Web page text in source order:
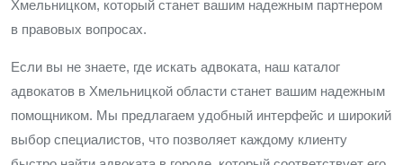
Хмельницком, который станет вашим надежным партнером
в правовых вопросах.
Если вы не знаете, где искать адвоката, наш каталог
адвокатов в Хмельницкой области станет вашим надежным
помощником. Мы предлагаем удобный интерфейс и широкий
выбор специалистов, что позволяет каждому клиенту